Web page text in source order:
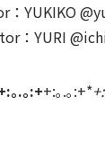
：YUKIKO
：YURI
｡.｡:++:｡.｡:+*